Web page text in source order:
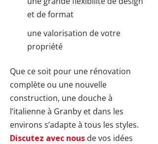
et de format
une valorisation de votre
propriété
Que ce soit pour une rénovation
complète ou une nouvelle
construction, une douche à
l’italienne à Granby et dans les
environs s’adapte à tous les styles.
Discutez avec nous de vos idées